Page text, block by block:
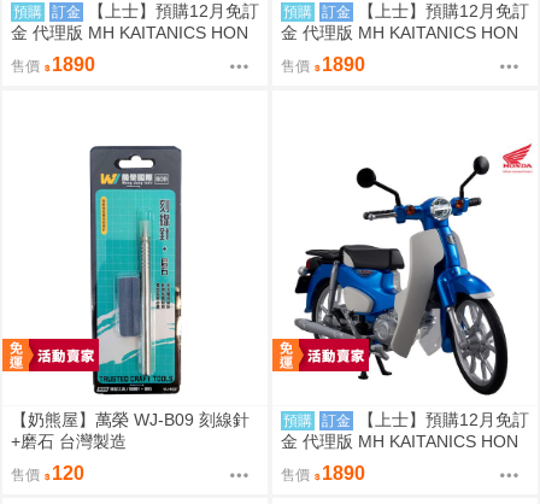
預購 訂金
【上士】預購12月免訂
金 代理版 MH KAITANICS HON
DA Super Cub 110 古典白 0914
售價 1890
預購 訂金
【上士】預購12月免訂
金 代理版 MH KAITANICS HON
DA Super Cub 110 米色 0914
售價 1890
【奶熊屋】萬榮 WJ-B09 刻線針
+磨石 台灣製造
售價 120
預購 訂金
【上士】預購12月免訂
金 代理版 MH KAITANICS HON
DA Super Cub 110 閃耀藍金屬色
0914
售價 1890